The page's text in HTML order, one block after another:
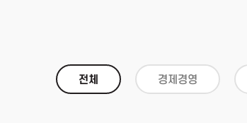
전체 경제경영